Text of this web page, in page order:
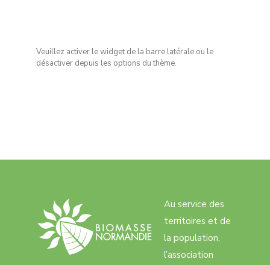
Veuillez activer le widget de la barre latérale ou le
désactiver depuis les options du thème.
Au service des
territoires et de
la population,
l’association